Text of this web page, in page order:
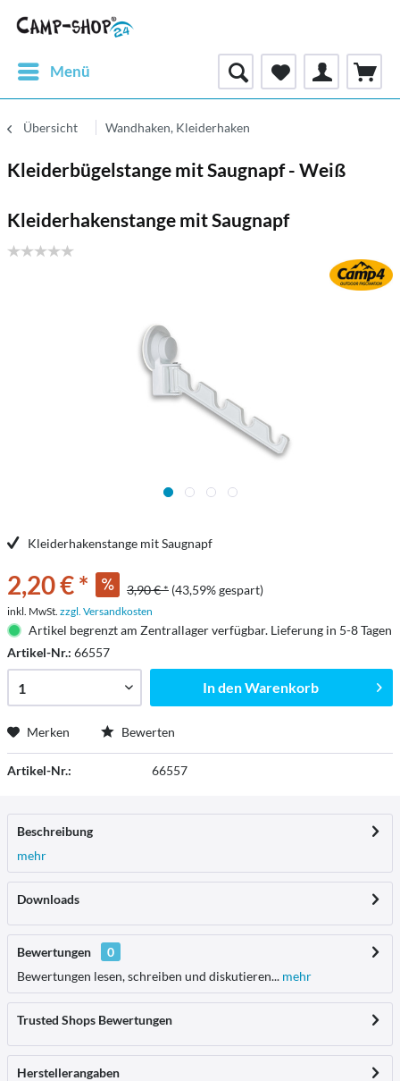
Menü
Übersicht Wandhaken, Kleiderhaken
Kleiderbügelstange mit Saugnapf - Weiß
Kleiderhakenstange mit Saugnapf
Kleiderhakenstange mit Saugnapf
2,20 € * 3,90 € * (43,59% gespart)
inkl. MwSt. zzgl. Versandkosten
Artikel begrenzt am Zentrallager verfügbar. Lieferung in 5-8 Tagen
Artikel-Nr.: 66557
In denWarenkorb
Merken Bewerten
Artikel-Nr.: 66557
Beschreibung
mehr
Downloads
Bewertungen
0
Bewertungen lesen, schreiben und diskutieren... mehr
Trusted Shops Bewertungen
Herstellerangaben